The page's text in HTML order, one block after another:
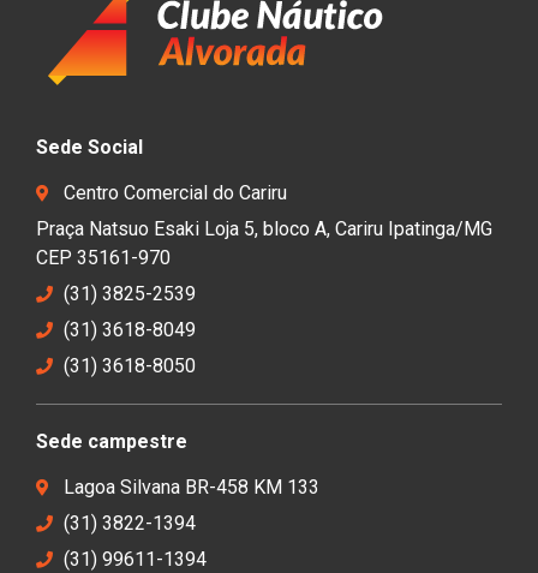
Sede Social
Centro Comercial do Cariru
Praça Natsuo Esaki Loja 5, bloco A, Cariru Ipatinga/MG
CEP 35161-970
(31) 3825-2539
(31) 3618-8049
(31) 3618-8050
Sede campestre
Lagoa Silvana BR-458 KM 133
(31) 3822-1394
(31) 99611-1394